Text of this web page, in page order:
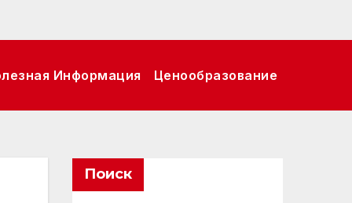
Информация Ценообразование
Поиск